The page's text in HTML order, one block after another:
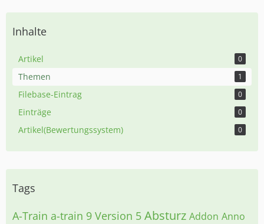
Inhalte
Artikel 0
Themen 1
Filebase-Eintrag 0
Einträge 0
Artikel(Bewertungssystem) 0
Tags
A-Train a-train 9 Version 5 Absturz Addon Anno